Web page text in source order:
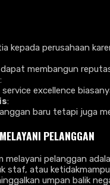
perusahaan
membangun
:
excellence
:
baru tetapi juga
PELANGGAN
pelanggan
staf, atau
umpan balik